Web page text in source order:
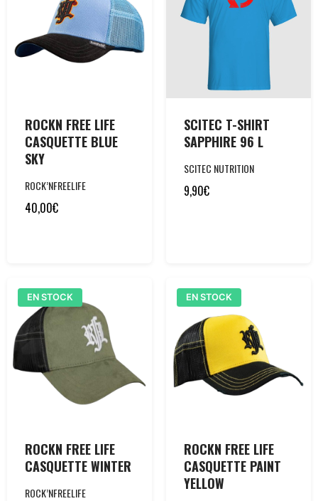
ROCKN FREE LIFE
CASQUETTE BLUE
SKY
ROCK’NFREELIFE
40,00€
SCITEC T-SHIRT
SAPPHIRE 96 L
SCITEC NUTRITION
9,90€
EN STOCK
ROCKN FREE LIFE
CASQUETTE WINTER
ROCK’NFREELIFE
EN STOCK
ROCKN FREE LIFE
CASQUETTE PAINT
YELLOW